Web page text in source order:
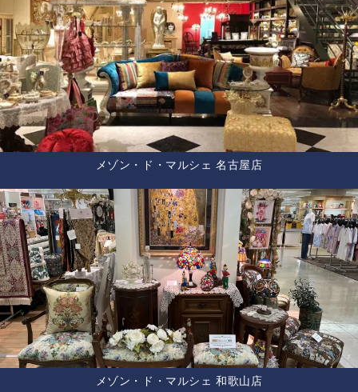
メゾン・ド・マルシェ 名古屋店
メゾン・ド・マルシェ 和歌山店